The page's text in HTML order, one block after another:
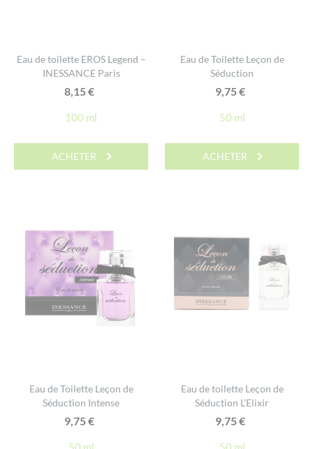
Eau de toilette EROS Legend –
INESSANCE Paris
8,15€
100 ml
ACHETER
Eau de Toilette Leçon de
Séduction
9,75€
50 ml
ACHETER
Eau de Toilette Leçon de
Séduction Intense
9,75€
Eau de toilette Leçon de
Séduction L’Elixir
9,75€